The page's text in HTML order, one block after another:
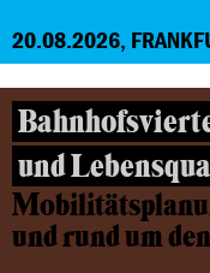
20.08.2026,
und
und rund um